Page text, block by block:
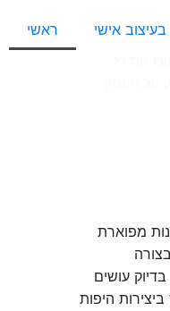
ראשי אישי
מפוארת
עושים
היפות